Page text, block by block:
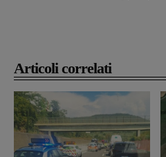
Articoli correlati